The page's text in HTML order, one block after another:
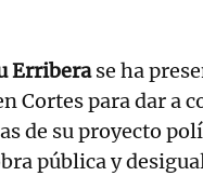
Erriberase ha
Cortes para dar a
de su proyecto
pública y